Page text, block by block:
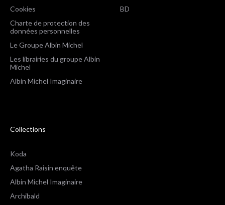
Cookies
Charte de protection des
données personnelles
Le Groupe Albin Michel
Les librairies du groupe Albin
Michel
Albin Michel Imaginaire
BD
Collections
Koda
Agatha Raisin enquête
Albin Michel Imaginaire
Archibald